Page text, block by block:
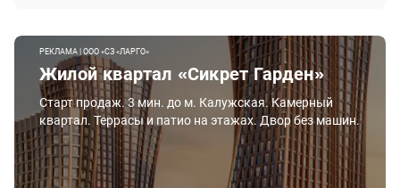
РЕКЛАМА | ООО «СЗ «ЛАРГО»
Жилой квартал «Сикрет Гарден»
Старт продаж. 3 мин. до м. Калужская. Камерный
квартал. Террасы и патио на этажах. Двор без машин.